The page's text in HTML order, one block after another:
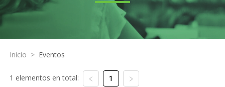
Inicio > Eventos
1 elementos en total: 1